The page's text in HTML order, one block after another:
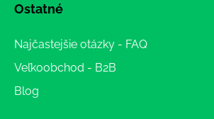
Ostatné
Najčastejšie otázky - FAQ
Veľkoobchod - B2B
Blog